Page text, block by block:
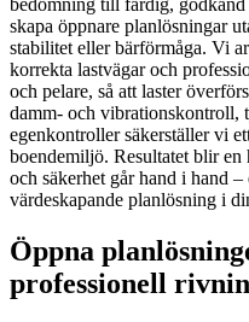
skapa öppnare planlösningar
stabilitet eller bärförmåga. Vi
korrekta lastvägar och
och pelare, så att laster
damm- och vibrationskontroll,
egenkontroller säkerställer vi
boendemiljö. Resultatet blir
och säkerhet går hand i hand
värdeskapande planlösning i
Öppna
professionell